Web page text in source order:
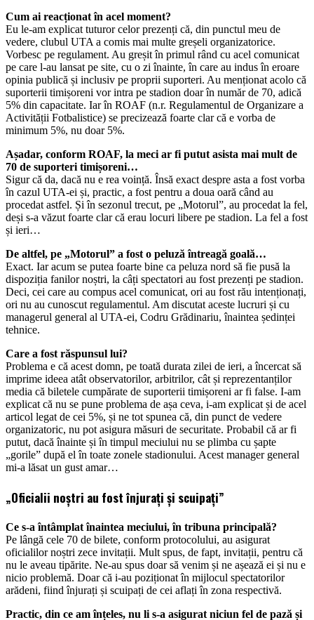
Cum ai reacționat în acel moment?
Eu le-am explicat tuturor celor prezenți că, din punctul meu de
vedere, clubul UTA a comis mai multe greșeli organizatorice.
Vorbesc pe regulament. Au greșit în primul rând cu acel comunicat
pe care l-au lansat pe site, cu o zi înainte, în care au indus în eroare
opinia publică și inclusiv pe proprii suporteri. Au menționat acolo că
suporterii timișoreni vor intra pe stadion doar în număr de 70, adică
5% din capacitate. Iar în ROAF (n.r. Regulamentul de Organizare a
Activității Fotbalistice) se precizează foarte clar că e vorba de
minimum 5%, nu doar 5%.
Așadar, conform ROAF, la meci ar fi putut asista mai mult de
70 de suporteri timișoreni…
Sigur că da, dacă nu e rea voință. Însă exact despre asta a fost vorba
în cazul UTA-ei și, practic, a fost pentru a doua oară când au
procedat astfel. Și în sezonul trecut, pe „Motorul”, au procedat la fel,
deși s-a văzut foarte clar că erau locuri libere pe stadion. La fel a fost
și ieri…
De altfel, pe „Motorul” a fost o peluză întreagă goală…
Exact. Iar acum se putea foarte bine ca peluza nord să fie pusă la
dispoziția fanilor noștri, la câți spectatori au fost prezenți pe stadion.
Deci, cei care au compus acel comunicat, ori au fost rău intenționați,
ori nu au cunoscut regulamentul. Am discutat aceste lucruri și cu
managerul general al UTA-ei, Codru Grădinariu, înaintea ședinței
tehnice.
Care a fost răspunsul lui?
Problema e că acest domn, pe toată durata zilei de ieri, a încercat să
imprime ideea atât observatorilor, arbitrilor, cât și reprezentanților
media că biletele cumpărate de suporterii timișoreni ar fi false. I-am
explicat că nu se pune problema de așa ceva, i-am explicat și de acel
articol legat de cei 5%, și ne tot spunea că, din punct de vedere
organizatoric, nu pot asigura măsuri de securitate. Probabil că ar fi
putut, dacă înainte și în timpul meciului nu se plimba cu șapte
„gorile” după el în toate zonele stadionului. Acest manager general
mi-a lăsat un gust amar…
„Oficialii noștri au fost înjurați și scuipați”
Ce s-a întâmplat înaintea meciului, în tribuna principală?
Pe lângă cele 70 de bilete, conform protocolului, au asigurat
oficialilor noștri zece invitații. Mult spus, de fapt, invitații, pentru că
nu le aveau tipărite. Ne-au spus doar să venim și ne așează ei și nu e
nicio problemă. Doar că i-au poziționat în mijlocul spectatorilor
arădeni, fiind înjurați și scuipați de cei aflați în zona respectivă.
Practic, din ce am înțeles, nu li s-a asigurat niciun fel de pază și